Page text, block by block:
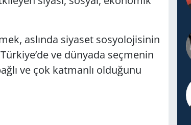
aslında siyaset sosyolojisinin
ve dünyada seçmenin
ve çok katmanlı olduğunu